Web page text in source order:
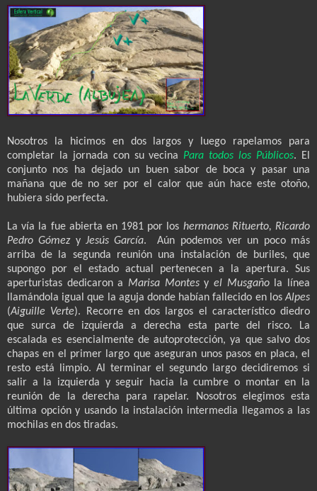
Nosotros la hicimos en dos largos y luego rapelamos para
completar la jornada con su vecina Para todos los Públicos. El
conjunto nos ha dejado un buen sabor de boca y pasar una
mañana que de no ser por el calor que aún hace este otoño,
hubiera sido perfecta.
La vía la fue abierta en 1981 por los hermanos Rituerto, Ricardo
Pedro Gómez yJesús García.
Aún podemos ver un poco más
arriba de la segunda reunión una instalación de buriles, que
supongo por el estado actual pertenecen a la apertura. Sus
aperturistas dedicaron a Marisa Montesy el Musgañola línea
llamándola igual que la aguja donde habían fallecido en losAlpes
(Aiguille Verte). Recorre en dos largos el característico diedro
que surca de izquierda a derecha esta parte del risco. La
escalada es esencialmente de autoprotección, ya que salvo dos
chapas en el primer largo que aseguran unos pasos en placa, el
resto está limpio. Al terminar el segundo largo decidiremos si
salir a la izquierda y seguir hacia la cumbre o montar en la
reunión de la derecha para rapelar. Nosotros elegimos esta
última opción y usando la instalación intermedia llegamos a las
mochilas en dos tiradas.